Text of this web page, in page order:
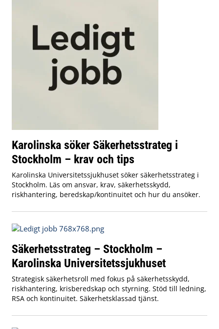
Karolinska söker Säkerhetsstrateg i
Stockholm – krav och tips
Karolinska Universitetssjukhuset söker säkerhetsstrateg i
Stockholm. Läs om ansvar, krav, säkerhetsskydd,
riskhantering, beredskap/kontinuitet och hur du ansöker.
Säkerhetsstrateg – Stockholm –
Karolinska Universitetssjukhuset
Strategisk säkerhetsroll med fokus på säkerhetsskydd,
riskhantering, krisberedskap och styrning. Stöd till ledning,
RSA och kontinuitet. Säkerhetsklassad tjänst.